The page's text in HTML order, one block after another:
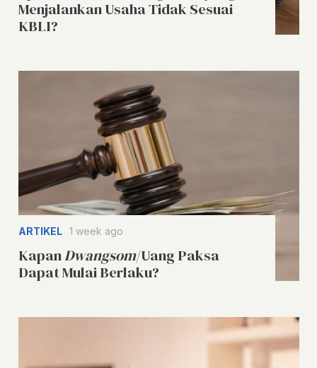
Menjalankan Usaha Tidak Sesuai
KBLI?
ARTIKEL 1 week ago
KapanDwangsom/Uang Paksa
Dapat Mulai Berlaku?